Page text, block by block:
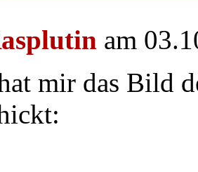
am
mir das Bild